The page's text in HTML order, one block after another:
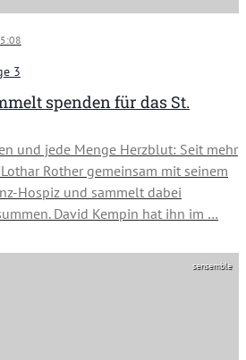
3
spenden für das St.
und jede Menge Herzblut: Seit mehr
Rother gemeinsam mit seinem
Hospiz und sammelt dabei
David Kempin hat ihn im …
sensemble